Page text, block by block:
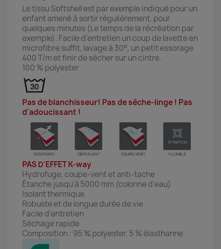
Le tissu Softshell est par exemple indiqué pour un
enfant amené à sortir régulièrement, pour
quelques minutes (Le temps de la récréation par
exemple). Facile d'entretien un coup de lavette en
microfibre suffit, lavage à 30°, un petit essorage
400 T/m et finir de sécher sur un cintre.
100 % polyester
Pas de blanchisseur! Pas de sèche-linge ! Pas
d'adoucissant !
PAS D'EFFET K-way
Hydrofuge, coupe-vent et anti-tache
Étanche jusqu'à 5000 mm (colonne d'eau)
Isolant thermique
Robuste et de longue durée de vie
Facile d'entretien
Séchage rapide
Composition : 95 % polyester, 5 % élasthanne